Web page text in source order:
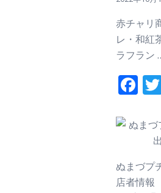
赤チャリ
レ・和紅
ラフラン
ぬまづプ
店者情報